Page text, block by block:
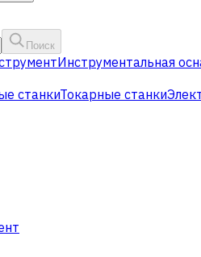
Поиск
Инструментальная
станкиТокарные станки